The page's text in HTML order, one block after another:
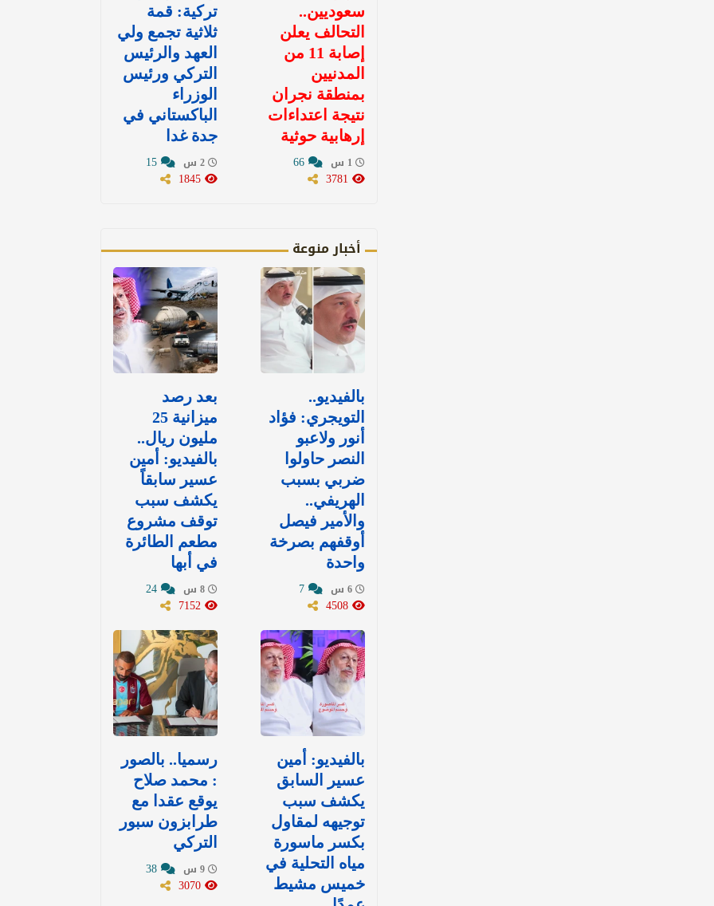
سعوديين..
التحالف يعلن
إصابة 11 من
المدنيين
بمنطقة نجران
نتيجة اعتداءات
إرهابية حوثية
تركية: قمة
ثلاثية تجمع ولي
العهد والرئيس
التركي ورئيس
الوزراء
الباكستاني في
جدة غدا
أخبار منوعة
بالفيديو..
التويجري: فؤاد
أنور ولاعبو
النصر حاولوا
ضربي بسبب
الهريفي..
والأمير فيصل
أوقفهم بصرخة
واحدة
بعد رصد
ميزانية 25
مليون ريال..
بالفيديو: أمين
عسير سابقاً
يكشف سبب
توقف مشروع
مطعم الطائرة
في أبها
بالفيديو: أمين
عسير السابق
يكشف سبب
توجيهه لمقاول
بكسر ماسورة
مياه التحلية في
خميس مشيط
رسميا.. بالصور
: محمد صلاح
يوقع عقدا مع
طرابزون سبور
التركي